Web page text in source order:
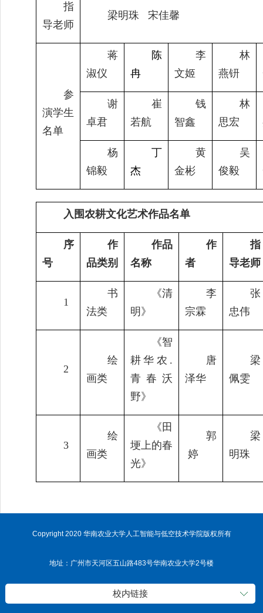
指
导老师
梁明珠 宋佳馨
参
演学生
名单
蒋
淑仪
陈
冉
李
文姬
林
燕钘
谢
卓君
崔
若航
钱
智鑫
林
思宏
杨
锦毅
丁
杰
黄
金彬
吴
俊毅
入围农耕文化艺术作品名单
序
号
作
品类别
作品
名称
作
者
指
导老师
1
书
法类
《清
明》
李
宗霖
张
忠伟
2
绘
画类
《智
耕华农.
青春沃
野》
唐
泽华
梁
佩雯
3
绘
画类
《田
埂上的春
光》
郭
婷
梁
明珠
Copyright 2020 华南农业大学人工智能与低空技术学院版权所有
地址：广州市天河区五山路483号华南农业大学2号楼
校内链接